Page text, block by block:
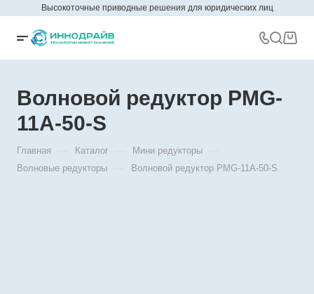
Высокоточные приводные решения для юридических лиц
Волновой редуктор PMG-
11A-50-S
Главная Каталог Мини редукторы
Волновые редукторы Волновой редуктор PMG-11A-50-S